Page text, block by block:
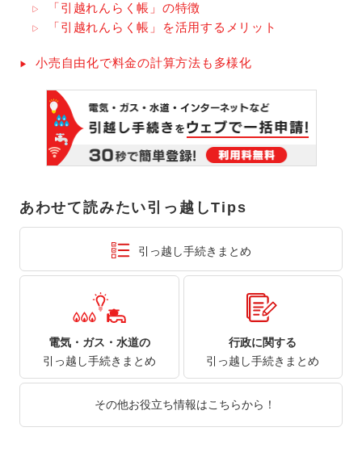
「引越れんらく帳」の特徴
「引越れんらく帳」を活用するメリット
小売自由化で料金の計算方法も多様化
あわせて読みたい引っ越しTips
引っ越し手続きまとめ
電気・ガス・水道の
引っ越し手続きまとめ
行政に関する
引っ越し手続きまとめ
その他お役立ち情報はこちらから！